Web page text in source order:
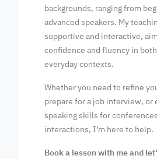
backgrounds, ranging from
advanced speakers. My
supportive and interactive,
confidence and fluency in
everyday contexts.
Whether you need to refine
prepare for a job interview, or
speaking skills for
interactions, I’m here to help.
Book a lesson with me and